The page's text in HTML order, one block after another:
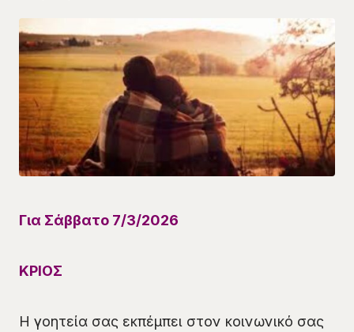
Για Σάββατο 7/3/2026
ΚΡΙΟΣ
Η γοητεία σας εκπέμπει στον κοινωνικό σας